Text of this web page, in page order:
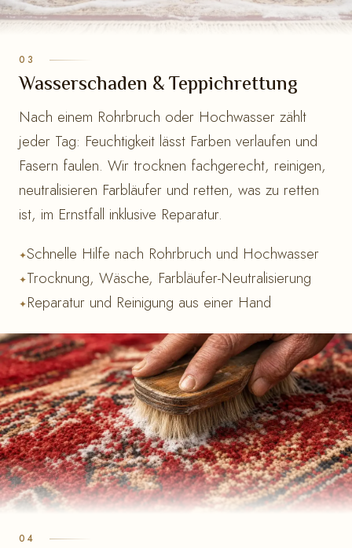
Wasserschaden & Teppichrettung
Nach einem Rohrbruch oder Hochwasser zählt
jeder Tag: Feuchtigkeit lässt Farben verlaufen und
Fasern faulen. Wir trocknen fachgerecht, reinigen,
neutralisieren Farbläufer und retten, was zu retten
ist, im Ernstfall inklusive Reparatur.
Schnelle Hilfe nach Rohrbruch und Hochwasser
Trocknung, Wäsche, Farbläufer-Neutralisierung
Reparatur und Reinigung aus einer Hand